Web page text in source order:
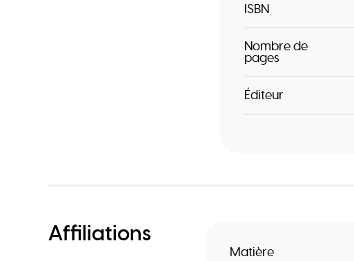
ISBN
Nombre de
pages
Éditeur
Affiliations
Matière